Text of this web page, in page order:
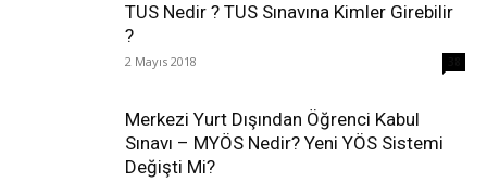
TUS Nedir ? TUS Sınavına Kimler Girebilir
?
2 Mayıs 2018
Merkezi Yurt Dışından Öğrenci Kabul
Sınavı – MYÖS Nedir? Yeni YÖS Sistemi
Değişti Mi?